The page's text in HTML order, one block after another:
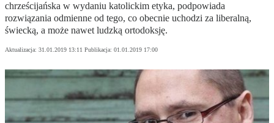
chrześcijańska w wydaniu katolickim etyka, podpowiada
rozwiązania odmienne od tego, co obecnie uchodzi za liberalną,
świecką, a może nawet ludzką ortodoksję.
Aktualizacja: 31.01.2019 13:11 Publikacja: 01.01.2019 17:00